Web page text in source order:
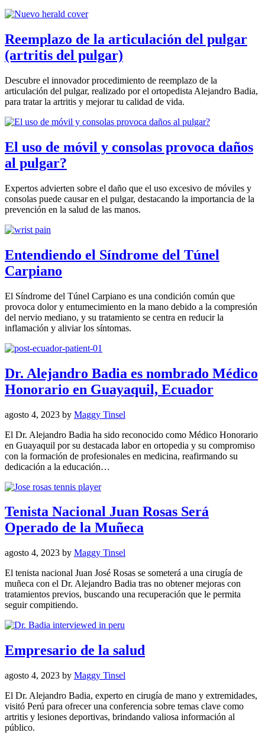
Reemplazo de la articulación del pulgar
(artritis del pulgar)
Descubre el innovador procedimiento de reemplazo de la
articulación del pulgar, realizado por el ortopedista Alejandro Badia,
para tratar la artritis y mejorar tu calidad de vida.
El uso de móvil y consolas provoca daños
al pulgar?
Expertos advierten sobre el daño que el uso excesivo de móviles y
consolas puede causar en el pulgar, destacando la importancia de la
prevención en la salud de las manos.
Entendiendo el Síndrome del Túnel
Carpiano
El Síndrome del Túnel Carpiano es una condición común que
provoca dolor y entumecimiento en la mano debido a la compresión
del nervio mediano, y su tratamiento se centra en reducir la
inflamación y aliviar los síntomas.
Dr. Alejandro Badia es nombrado Médico
Honorario en Guayaquil, Ecuador
agosto 4, 2023 by Maggy Tinsel
El Dr. Alejandro Badia ha sido reconocido como Médico Honorario
en Guayaquil por su destacada labor en ortopedia y su compromiso
con la formación de profesionales en medicina, reafirmando su
dedicación a la educación…
Tenista Nacional Juan Rosas Será
Operado de la Muñeca
agosto 4, 2023 by Maggy Tinsel
El tenista nacional Juan José Rosas se someterá a una cirugía de
muñeca con el Dr. Alejandro Badia tras no obtener mejoras con
tratamientos previos, buscando una recuperación que le permita
seguir compitiendo.
Empresario de la salud
agosto 4, 2023 by Maggy Tinsel
El Dr. Alejandro Badia, experto en cirugía de mano y extremidades,
visitó Perú para ofrecer una conferencia sobre temas clave como
artritis y lesiones deportivas, brindando valiosa información al
público.